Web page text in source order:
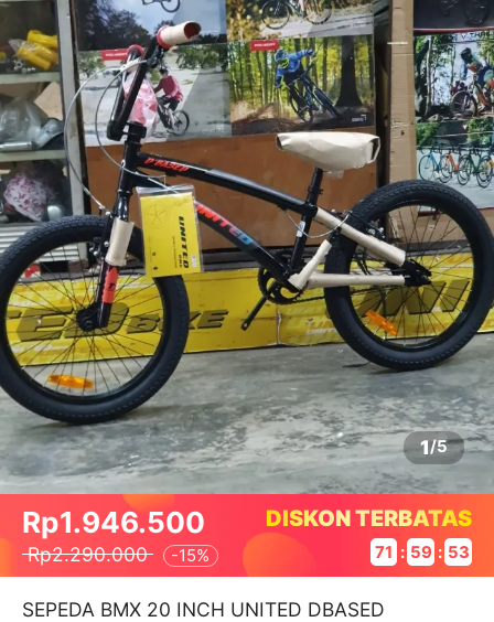
1/5
Rp1.946.500
Rp2.290.000 -15%
DISKON TERBATAS
71 : 59 : 53
SEPEDA BMX 20 INCH UNITED DBASED